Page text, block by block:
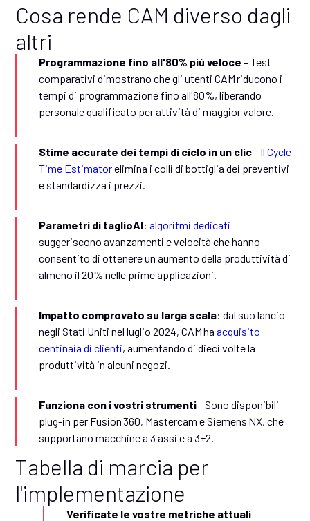
Cosa rende CAM diverso dagli
altri
Programmazione fino all'80% più veloce – Test
comparativi dimostrano che gli utenti CAM riducono i
tempi di programmazione fino all'80%, liberando
personale qualificato per attività di maggior valore.
Stime accurate dei tempi di ciclo in un clic- IlCycle
Time Estimatorelimina i colli di bottiglia dei preventivi
e standardizza i prezzi.
Parametri di taglioAI:algoritmi dedicati
suggeriscono avanzamenti e velocità che hanno
consentito di ottenere un aumento della produttività di
almeno il 20% nelle prime applicazioni.
Impatto comprovato su larga scala: dal suo lancio
negli Stati Uniti nel luglio 2024, CAM haacquisito
centinaia di clienti, aumentando di dieci volte la
produttività in alcuni negozi.
Funziona con i vostri strumenti- Sono disponibili
plug-in per Fusion 360, Mastercam e Siemens NX, che
supportano macchine a 3 assi e a 3+2.
Tabella di marcia per
l'implementazione
Verificate le vostre metriche attuali-